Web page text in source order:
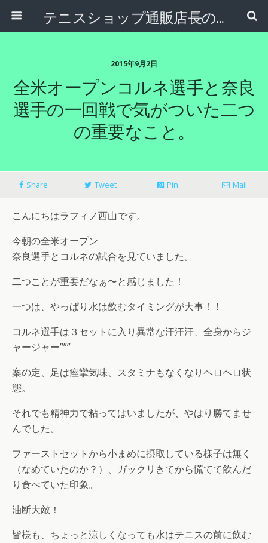
テニスショップ通販店長のブログ＠テニスショップLAFINO 西山克久
2015年9月2日
全米オープンコルネ選手と奈良
選手の一回戦で気がついた二つ
の重要なこと。
Share Tweet Pin Mail
こんにちはラフィノ西山です。
今朝の全米オープン
奈良選手とコルネの試合を見ていました。
二つことが重要だなぁ〜と感じました！
一つは、やっぱり水は飲むタイミングが大事！！
コルネ選手は３セットに入り異常な汗汗汗、全身からジ
ャージャー”””
案の定、足は痙攣気味、スタミナもなくなりヘロヘロ状
態。
それでも精神力で粘ってはいましたが、やはり勝てませ
んでした。
ファーストセットから小まめに摂取している様子は無く
（なめていたのか？）、ガックリきてから慌てて飲んだ
り食べていた印象。
油断大敵！
皆様も、ちょっと涼しくなっても水はテニスの前に飲む